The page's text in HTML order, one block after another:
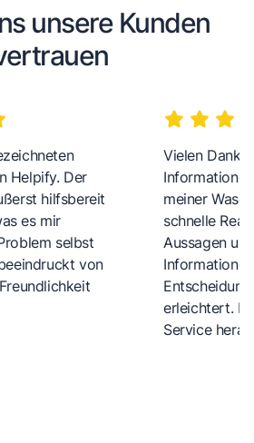
unsere Kunden
Helpify. Der
hilfsbereit
es mir
selbst
von
Vielen Dank
meiner
schnelle
Aussagen
erleichtert.
Service